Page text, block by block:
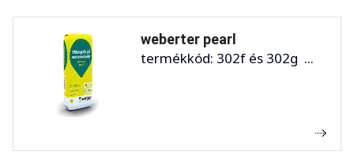
weberter pearl
termékkód: 302f és 302g ...